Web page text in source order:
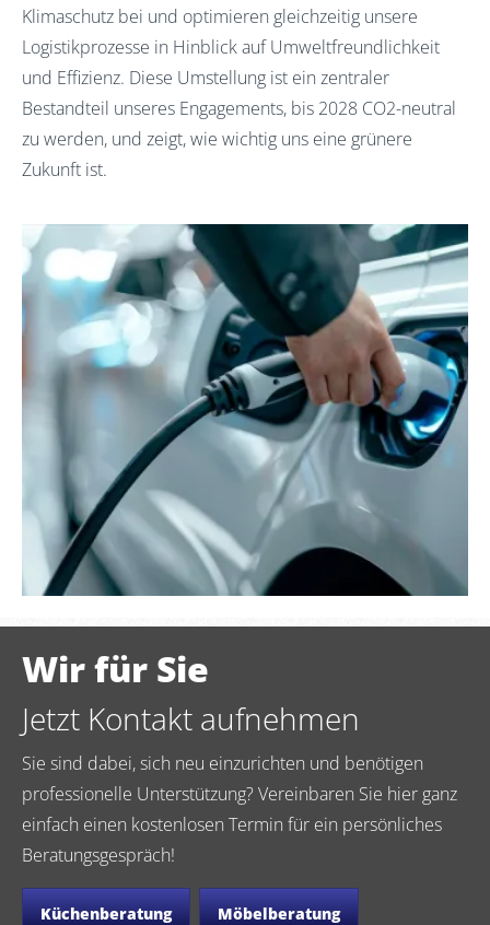
Klimaschutz bei und optimieren gleichzeitig unsere
Logistikprozesse in Hinblick auf Umweltfreundlichkeit
und Effizienz. Diese Umstellung ist ein zentraler
Bestandteil unseres Engagements, bis 2028 CO2-neutral
zu werden, und zeigt, wie wichtig uns eine grünere
Zukunft ist.
Wir für Sie
Jetzt Kontakt aufnehmen
Sie sind dabei, sich neu einzurichten und benötigen
professionelle Unterstützung? Vereinbaren Sie hier ganz
einfach einen kostenlosen Termin für ein persönliches
Beratungsgespräch!
Küchenberatung Möbelberatung